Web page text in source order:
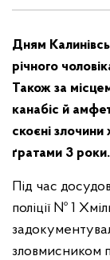
Дням
річного
Також за
канабіс й
скоєні
ґратами 3 роки.
Під час
поліції № 1
зловмисником